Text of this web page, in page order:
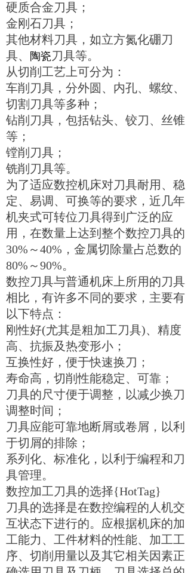
硬质合金刀具；
金刚石刀具；
其他材料刀具，如立方氮化硼刀
具、
陶瓷刀具等。
从切削工艺上可分为：
车削刀具，分外圆、内孔、螺纹、
切割刀具等多种；
钻削刀具，包括钻头、铰刀、丝锥
等；
镗削刀具；
铣削刀具等。
为了适应数控机床对刀具耐用、稳
定、易调、可换等的要求，近几年
机夹式可转位刀具得到广泛的应
用，在数量上达到整个数控刀具的
30% ～40% ，金属切除量占总数的
80% ～90%。
数控刀具与普通机床上所用的刀具
相比，有许多不同的要求，主要有
以下特点：
刚性好(尤其是粗加工刀具)、精度
高、抗振及热变形小；
互换性好，便于快速换刀；
寿命高，切削性能稳定、可靠；
刀具的尺寸便于调整，以减少换刀
调整时间；
刀具应能可靠地断屑或卷屑，以利
于切屑的排除；
系列化、标准化，以利于编程和刀
具管理。
数控加工刀具的选择{HotTag}
刀具的选择是在数控编程的人机交
互状态下进行的。应根据机床的加
工能力、工件材料的性能、加工工
序、切削用量以及其它相关因素正